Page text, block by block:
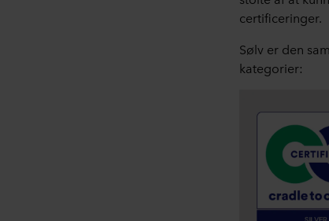
certificeringer.
Sølv er den
kategorier: